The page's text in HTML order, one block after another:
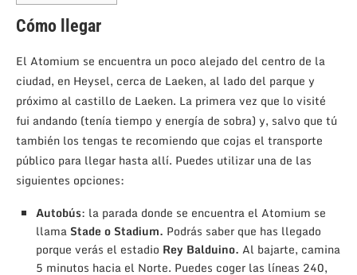
Cómo llegar
El Atomium se encuentra un poco alejado del centro de la
ciudad, en Heysel, cerca de Laeken, al lado del parque y
próximo al castillo de Laeken. La primera vez que lo visité
fui andando (tenía tiempo y energía de sobra) y, salvo que tú
también los tengas te recomiendo que cojas el transporte
público para llegar hasta allí. Puedes utilizar una de las
siguientes opciones:
Autobús: la parada donde se encuentra el Atomium se
llama Stade o Stadium. Podrás saber que has llegado
porque verás el estadio Rey Balduino. Al bajarte, camina
5 minutos hacia el Norte. Puedes coger las líneas 240,